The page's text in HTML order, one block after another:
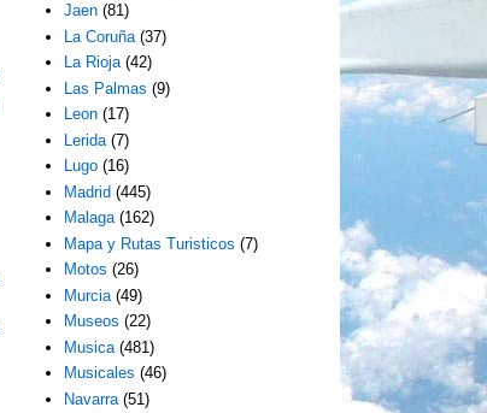
Jaen (81)
La Coruña (37)
La Rioja (42)
Las Palmas (9)
Leon (17)
Lerida (7)
Lugo (16)
Madrid (445)
Malaga (162)
Mapa y Rutas Turisticos (7)
Motos (26)
Murcia (49)
Museos (22)
Musica (481)
Musicales (46)
Navarra (51)